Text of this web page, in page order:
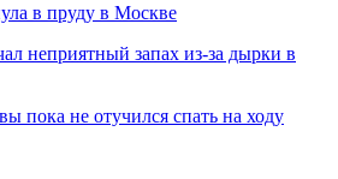
в пруду в Москве
неприятный запах из-за дырки в
пока не отучился спать на ходу